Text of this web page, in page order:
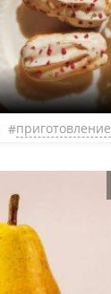
приготовление